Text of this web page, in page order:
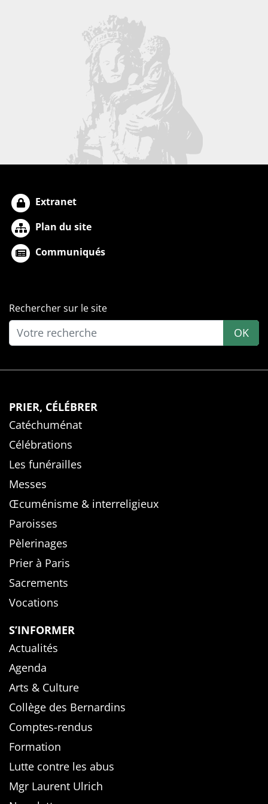
Extranet
Plan du site
Communiqués
Rechercher sur le site
OK
PRIER, CÉLÉBRER
Catéchuménat
Célébrations
Les funérailles
Messes
Œcuménisme & interreligieux
Paroisses
Pèlerinages
Prier à Paris
Sacrements
Vocations
S’INFORMER
Actualités
Agenda
Arts & Culture
Collège des Bernardins
Comptes-rendus
Formation
Lutte contre les abus
Mgr Laurent Ulrich